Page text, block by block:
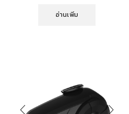
อ่านเพิ่ม